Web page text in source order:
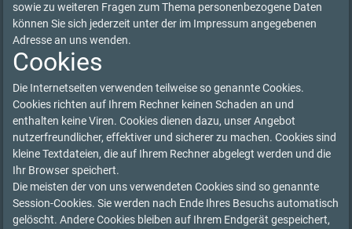
sowie zu weiteren Fragen zum Thema personenbezogene Daten
können Sie sich jederzeit unter der im Impressum angegebenen
Adresse an uns wenden.
Cookies
Die Internetseiten verwenden teilweise so genannte Cookies.
Cookies richten auf Ihrem Rechner keinen Schaden an und
enthalten keine Viren. Cookies dienen dazu, unser Angebot
nutzerfreundlicher, effektiver und sicherer zu machen. Cookies sind
kleine Textdateien, die auf Ihrem Rechner abgelegt werden und die
Ihr Browser speichert.
Die meisten der von uns verwendeten Cookies sind so genannte
Session-Cookies. Sie werden nach Ende Ihres Besuchs automatisch
gelöscht. Andere Cookies bleiben auf Ihrem Endgerät gespeichert,